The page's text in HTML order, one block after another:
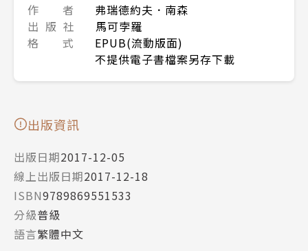
作 者
弗瑞德約夫．南森
出 版 社
馬可孛羅
格 式
EPUB(流動版面)
不提供電子書檔案另存下載
出版資訊
出版日期2017-12-05
線上出版日期2017-12-18
ISBN9789869551533
分級普級
語言繁體中文